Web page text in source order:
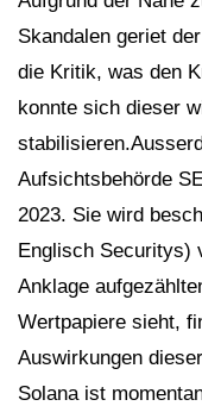
Skandalen geriet
die Kritik, was den
konnte sich dieser
Aufsichtsbehörde
2023. Sie wird
Englisch Securitys)
Anklage
Wertpapiere sieht,
Auswirkungen
Solana ist